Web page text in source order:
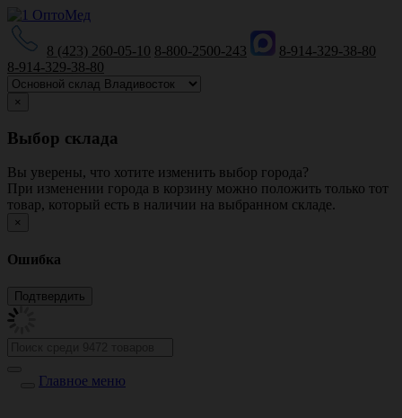
8 (423) 260-05-10 8-800-2500-243
8-914-329-38-80
8-914-329-38-80
×
Выбор склада
Вы уверены, что хотите изменить выбор города?
При изменении города в корзину можно положить только тот
товар, который есть в наличии на выбранном складе.
×
Ошибка
Главное меню